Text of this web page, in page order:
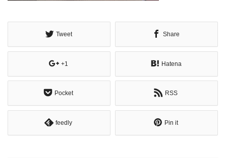
Tweet Share
+1 Hatena
Pocket RSS
feedly Pin it